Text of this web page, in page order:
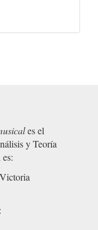
es el
y Teoría